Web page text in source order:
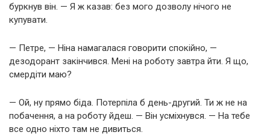
буркнув він. — Я ж казав: без мого дозволу нічого не
купувати.
— Петре, — Ніна намагалася говорити спокійно, —
дезодорант закінчився. Мені на роботу завтра йти. Я що,
смердіти маю?
— Ой, ну прямо біда. Потерпіла б день-другий. Ти ж не на
побачення, а на роботу йдеш. — Він усміхнувся. — На тебе
все одно ніхто там не дивиться.